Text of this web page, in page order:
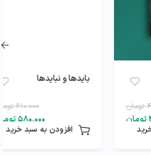
بایدها و نبایدها
تومان
۵۸۰.۰۰۰تومان
افزودن به سبد خرید